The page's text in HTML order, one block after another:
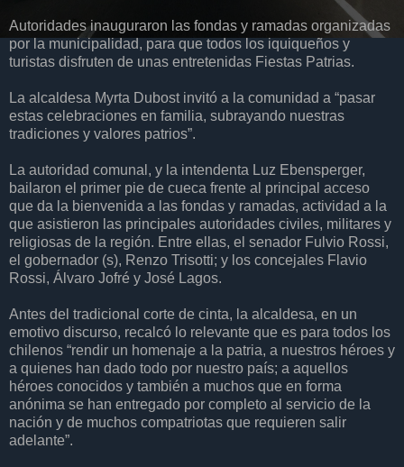
Autoridades inauguraron las fondas y ramadas organizadas
por la municipalidad, para que todos los iquiqueños y
turistas disfruten de unas entretenidas Fiestas Patrias.
La alcaldesa Myrta Dubost invitó a la comunidad a “pasar
estas celebraciones en familia, subrayando nuestras
tradiciones y valores patrios”.
La autoridad comunal, y la intendenta Luz Ebensperger,
bailaron el primer pie de cueca frente al principal acceso
que da la bienvenida a las fondas y ramadas, actividad a la
que asistieron las principales autoridades civiles, militares y
religiosas de la región. Entre ellas, el senador Fulvio Rossi,
el gobernador (s), Renzo Trisotti; y los concejales Flavio
Rossi, Álvaro Jofré y José Lagos.
Antes del tradicional corte de cinta, la alcaldesa, en un
emotivo discurso, recalcó lo relevante que es para todos los
chilenos “rendir un homenaje a la patria, a nuestros héroes y
a quienes han dado todo por nuestro país; a aquellos
héroes conocidos y también a muchos que en forma
anónima se han entregado por completo al servicio de la
nación y de muchos compatriotas que requieren salir
adelante”.